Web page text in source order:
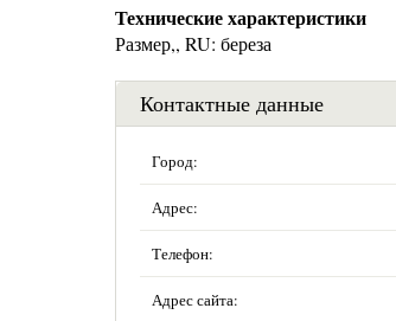
Технические характеристики
Размер,, RU: береза
Контактные данные
Город:
Адрес:
Телефон:
Адрес сайта: